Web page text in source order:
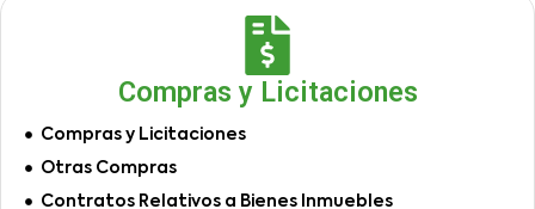
Compras y Licitaciones
Compras y Licitaciones
Otras Compras
Contratos Relativos a Bienes Inmuebles